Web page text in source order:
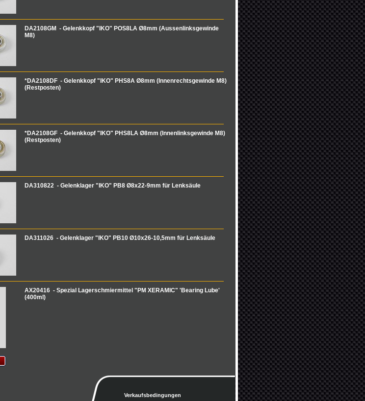
DA2108GM - Gelenkkopf "IKO" POS8LA Ø8mm (Aussenlinksgewinde
M8)
*DA2108DF - Gelenkkopf "IKO" PHS8A Ø8mm (Innenrechtsgewinde M8)
(Restposten)
*DA2108GF - Gelenkkopf "IKO" PHS8LA Ø8mm (Innenlinksgewinde M8)
(Restposten)
DA310822 - Gelenklager "IKO" PB8 Ø8x22-9mm für Lenksäule
DA311026 - Gelenklager "IKO" PB10 Ø10x26-10,5mm für Lenksäule
AX20416 - Spezial Lagerschmiermittel "PM XERAMIC" 'Bearing Lube'
(400ml)
Verkaufsbedingungen